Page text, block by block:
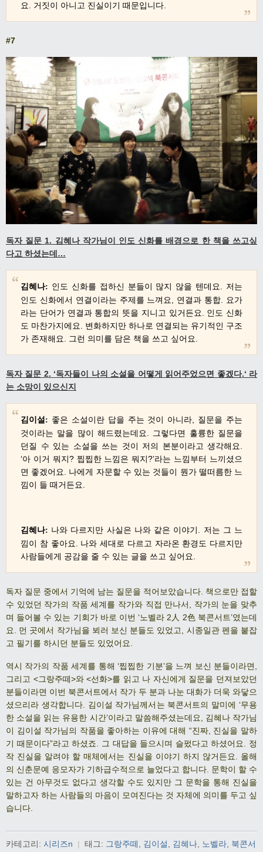
요. 거짓이 아니고 진실이기 때문입니다.
#7
독자 질문 1. 김혜나 작가님이 인도 신화를 배경으로 한 책을 쓰고싶
다고 하셨는데 …
김혜나: 인도 신화를 접하신 분들이 많지 않을 텐데요
저는
인도 신화에서 연결이라는 주제를 느껴요
연결과 통합
요가
라는 단어가 연결과 통합의 뜻을 지니고 있거든요
인도 신화
도 마찬가지에요
변화하지만 하나로 연결되는 유기적인 구조
가 존재해요
. 그런 의미를 담은 책을 쓰고 싶어요.
독자 질문 2. ‘독자들이 나의 소설을 어떻게 읽어주었으면 좋겠다.‘ 라
는 소망이 있으신지
김이설: 좋은 소설이란 답을 주는 것이 아니라
질문을 주는
것이라는 말을 많이 해드렸는데요
그렇다면 훌륭한 질문을
던질 수 있는 소설을 쓰는 것이 저의 본분이라고 생각해요
‘아 이거 뭐지? 찝찝한 느낌은 뭐지?’라는 느낌부터 느끼셨으
면 좋겠어요
나에게 자문할 수 있는 것들이 뭔가 떨떠름한 느
낌이 들 때거든요
김혜나: 나와 다르지만 사실은 나와 같은 이야기
저는 그 느
낌이 참 좋아요
나와 세대로 다르고 자라온 환경도 다르지만
사람들에게 공감을 줄 수 있는 글을 쓰고 싶어요
독자 질문 중에서 기억에 남는 질문을 적어보았습니다. 책으로만 접할
수 있었던 작가의 작품 세계를 작가와 직접 만나서, 작가의 눈을 맞추
며 들어볼 수 있는 기회가 바로 이번 ‘노벨라 2人 2色 북콘서트’였는데
요. 먼 곳에서 작가님을 뵈러 보신 분들도 있었고, 시종일관 펜을 붙잡
고 필기를 하시던 분들도 있었어요.
역시 작가의 작품 세계를 통해 ‘찝찝한 기분’을 느껴 보신 분들이라면,
그리고 <그랑주떼>와 <선화>를 읽고 나 자신에게 질문을 던져보았던
분들이라면 이번 북콘서트에서 작가 두 분과 나눈 대화가 더욱 와닿으
셨으리라 생각합니다. 김이설 작가님께서는 북콘서트의 말미에 ‘무용
한 소설을 읽는 유용한 시간’이라고 말씀해주셨는데요, 김혜나 작가님
이 김이설 작가님의 작품을 좋아하는 이유에 대해 “진짜, 진실을 말하
기 때문이다”라고 하셨죠. 그 대답을 들으시며 슬펐다고 하셨어요. 정
작 진실을 알려야 할 매체에서는 진실을 이야기 하지 않거든요. 올해
의 신춘문예 응모자가 기하급수적으로 늘었다고 합니다. 문학이 할 수
있는 건 아무것도 없다고 생각할 수도 있지만 그 문학을 통해 진실을
말하고자 하는 사람들의 마음이 모여진다는 것 자체에 의미를 두고 싶
습니다.
카테고리: 시리즈n | 태그: 그랑주떼 김이설 김혜나 노벨라 북콘서